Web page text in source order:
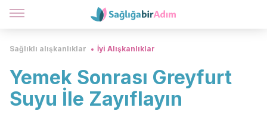
Sağlıklı alışkanlıklar İyi Alışkanlıklar
Yemek Sonrası Greyfurt
Suyu İle Zayıflayın